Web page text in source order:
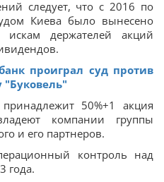
следует, что с 2016 по
Киева было вынесено
держателей акций
проиграл суд против
"Буковель"
50%+1 акция
компании группы
и его партнеров.
контроль над
года.